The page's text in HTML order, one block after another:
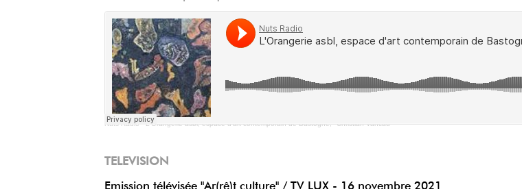
Nuts Radio·L'Orangerie asbl, espace d'art contemporain de Bastogne, "Christian Vancau
TELEVISION
Emission télévisée "Ar(rê)t culture" / TV LUX - 16 novembre 2021